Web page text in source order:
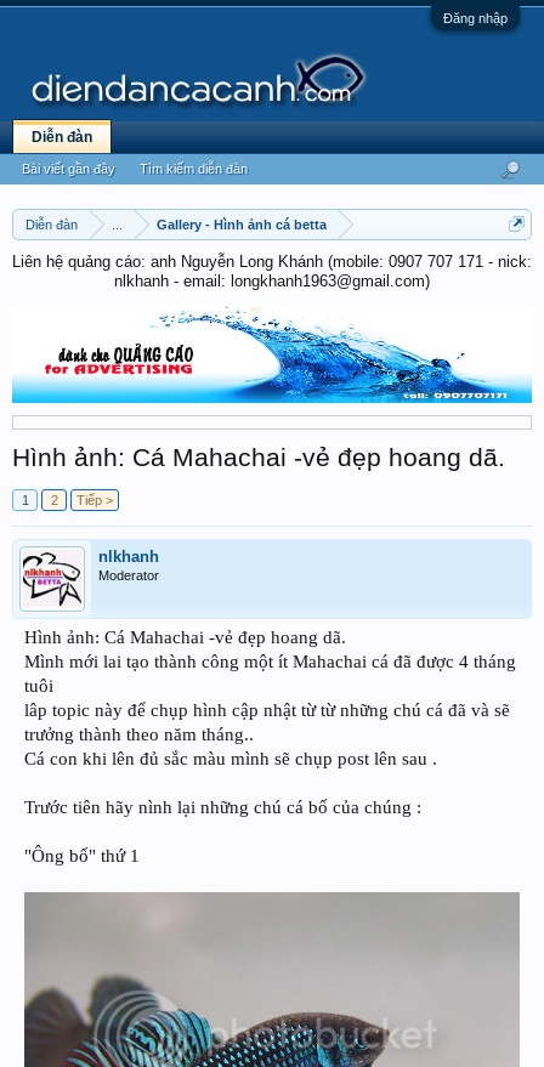
Đăng nhập
Diễn đàn Gallery - Hình ảnh cá betta
Liên hệ quảng cáo: anh Nguyễn Long Khánh (mobile: 0907 707 171 - nick:
nlkhanh - email: longkhanh1963@gmail.com)
Hình ảnh: Cá Mahachai -vẻ đẹp hoang dã.
1 2 Tiếp >
nlkhanh
Moderator
Hình ảnh: Cá Mahachai -vẻ đẹp hoang dã.
Mình mới lai tạo thành công một ít Mahachai cá đã được 4 tháng
tuôi
lâp topic này để chụp hình cập nhật từ từ những chú cá đã và sẽ
trưởng thành theo năm tháng..
Cá con khi lên đủ sắc màu mình sẽ chụp post lên sau .
Trước tiên hãy nình lại những chú cá bố của chúng :
"Ông bố" thứ 1
Diễn đàn
Bài viết gần đây Tìm kiếm diễn đàn